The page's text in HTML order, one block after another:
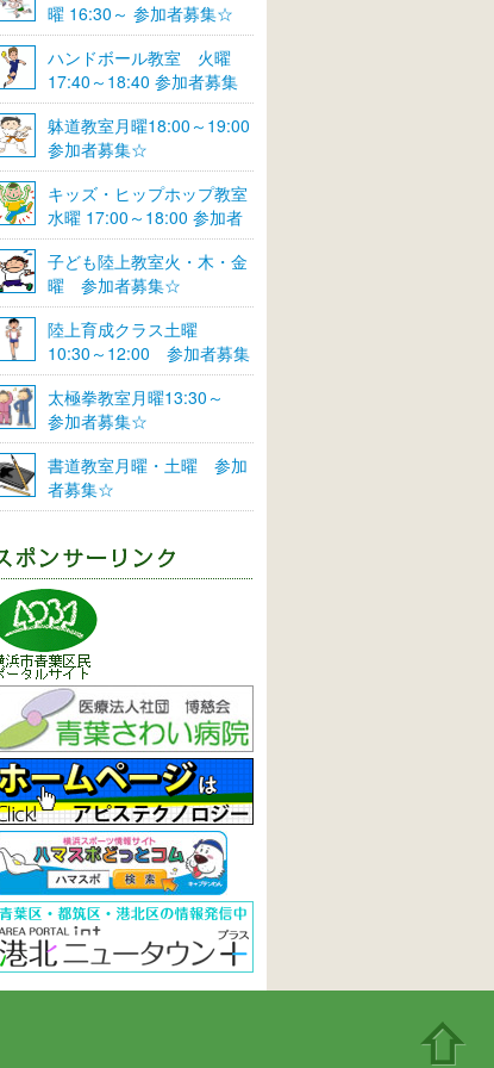
曜 16:30～ 参加者募集☆
ハンドボール教室 火曜
17:40～18:40 参加者募集
☆
躰道教室月曜18:00～19:00
参加者募集☆
キッズ・ヒップホップ教室
水曜 17:00～18:00 参加者
募集☆
子ども陸上教室火・木・金
曜 参加者募集☆
陸上育成クラス土曜
10:30～12:00 参加者募集
☆
太極拳教室月曜13:30～
参加者募集☆
書道教室月曜・土曜 参加
者募集☆